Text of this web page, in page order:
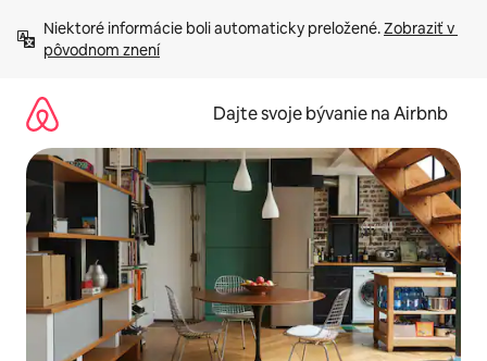
obsah.
Niektoré informácie boli automaticky preložené. Zobraziť v
pôvodnom znení
Dajte svoje bývanie na Airbnb